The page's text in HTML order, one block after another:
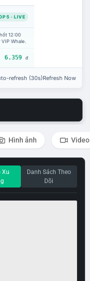
5 · LIVE
12:00
Whale.
6.359 đ
refresh (30s)Refresh Now
Hình ảnh Video
Xu
Danh Sách Theo
Dõi